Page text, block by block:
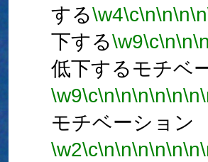
する\w4\c\n\n\n\n
下する\w9\c\n\n
低下するモチベ
\w9\c\n\n\n\n\n\n
モチベーション
\w2\c\n\n\n\n\n\n